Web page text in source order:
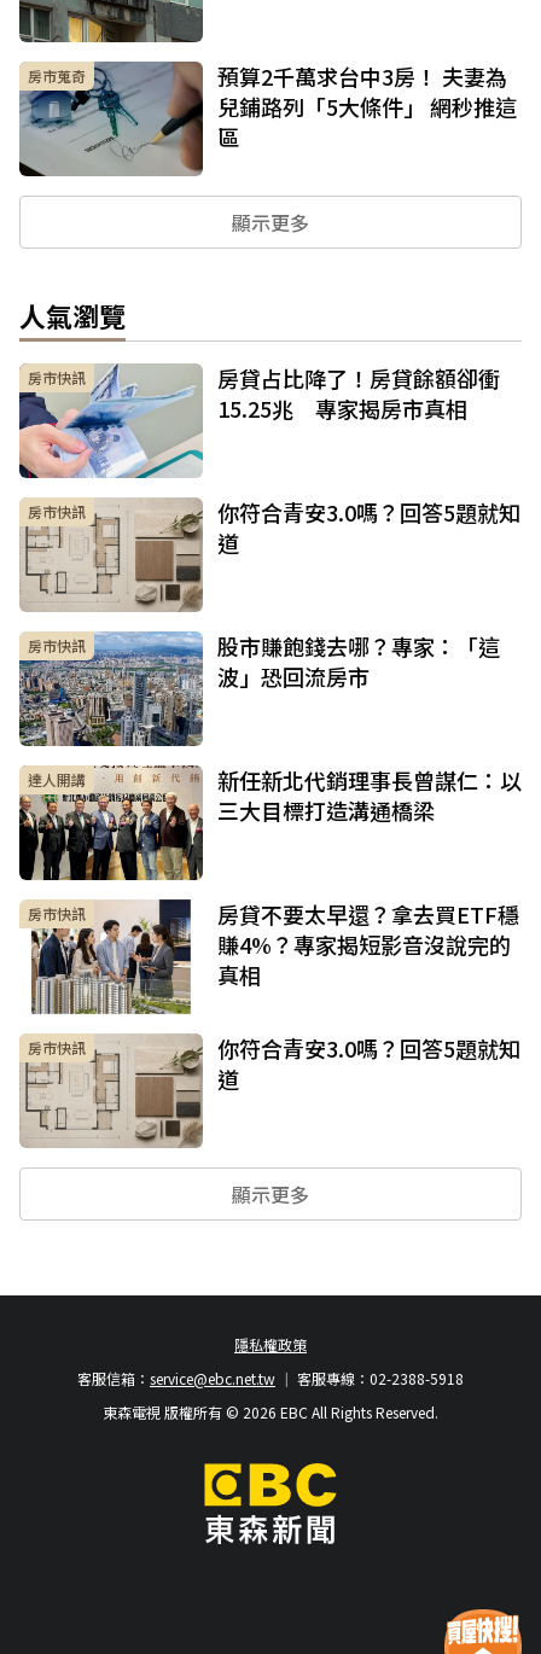
房市蒐奇
預算2千萬求台中3房！ 夫妻為
兒鋪路列「5大條件」 網秒推這
區
顯示更多
人氣瀏覽
房市快訊
房貸占比降了！房貸餘額卻衝
15.25兆 專家揭房市真相
房市快訊
你符合青安3.0嗎？回答5題就知
道
房市快訊
股市賺飽錢去哪？專家：「這
波」恐回流房市
達人開講
新任新北代銷理事長曾謀仁：以
三大目標打造溝通橋梁
房市快訊
房貸不要太早還？拿去買ETF穩
賺4%？專家揭短影音沒說完的
真相
房市快訊
你符合青安3.0嗎？回答5題就知
道
顯示更多
隱私權政策
客服專線：02-2388-5918
客服信箱： service@ebc.net.tw
東森電視 版權所有 © 2026 EBC All Rights Reserved.